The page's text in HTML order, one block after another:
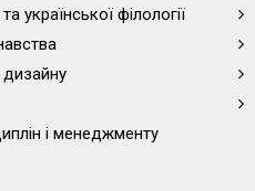
української філології
дизайну
і менеджменту